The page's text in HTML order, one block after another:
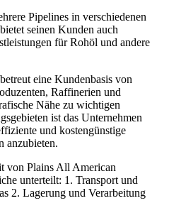
Pipelines in verschiedenen
seinen Kunden auch
für Rohöl und andere
eine Kundenbasis von
Raffinerien und
Nähe zu wichtigen
ist das Unternehmen
und kostengünstige
anzubieten.
von Plains All American
unterteilt: 1. Transport und
2. Lagerung und Verarbeitung